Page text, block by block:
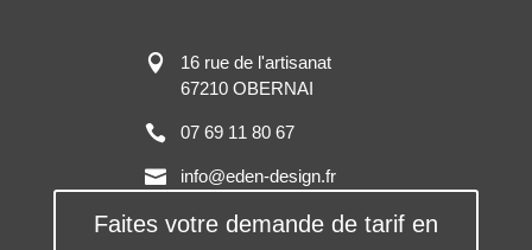
16 rue de l'artisanat
67210 OBERNAI
07 69 11 80 67
info@eden-design.fr
Faites votre demande de tarif en